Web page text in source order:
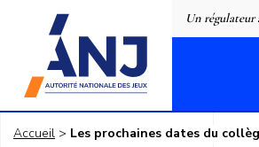
accueil
Un régulateur
Accueil Les prochaines dates du
Panneau de gestion des cookies